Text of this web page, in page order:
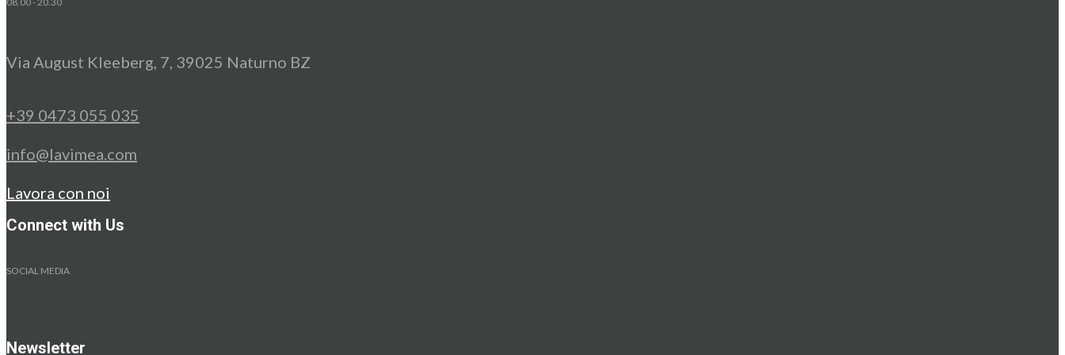
Via August Kleeberg, 7, 39025 Naturno BZ
+39 0473 055 035
info@lavimea.com
Lavora con noi
Connect with Us
SOCIAL MEDIA
Newsletter